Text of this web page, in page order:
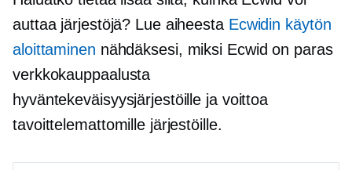
auttaa järjestöjä? Lue aiheesta Ecwidin käytön
aloittaminen nähdäksesi, miksi Ecwid on paras
verkkokauppaalusta
hyväntekeväisyysjärjestöille ja voittoa
tavoittelemattomille järjestöille.